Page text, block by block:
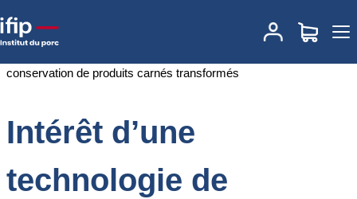
Accueil
Intérêt d’une technologie de surgélation
ultra-rapide pour la conservation de produits carnés transformés
Intérêt d’une
technologie de